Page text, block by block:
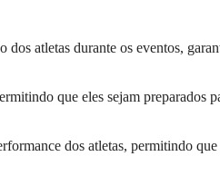
atletas durante os eventos,
que eles sejam preparados
dos atletas, permitindo